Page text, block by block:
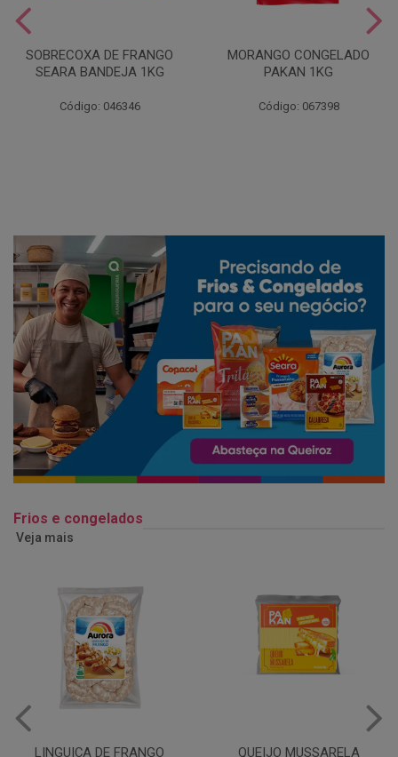
SOBRECOXA DE FRANGO
SEARA BANDEJA 1KG
Código: 046346
MORANGO CONGELADO
PAKAN 1KG
Código: 067398
Frios e congelados
Veja mais
QUEIJO MUSSARELA BANDEJA COXA DE FRANGO